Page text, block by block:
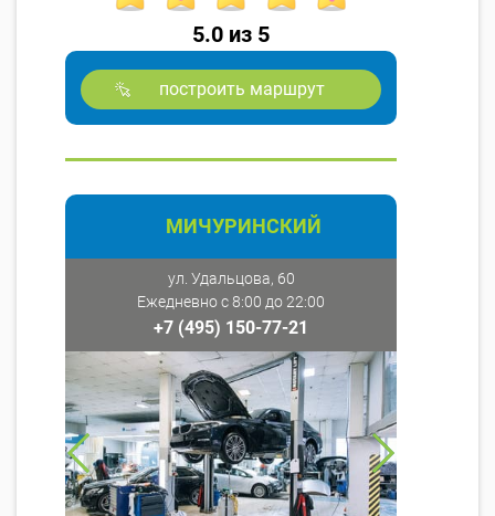
5.0 из 5
построить маршрут
МИЧУРИНСКИЙ
ул. Удальцова, 60
Ежедневно с 8:00 до 22:00
+7 (495) 150-77-21